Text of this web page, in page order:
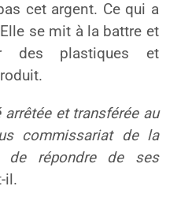
cet argent. Ce qui a
se mit à la battre et
plastiques et
arrêtée et transférée au
commissariat de la
de répondre de ses
il.